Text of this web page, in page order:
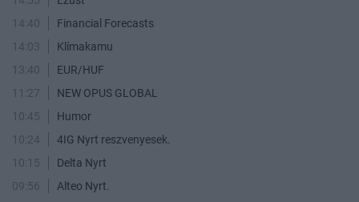
14:40
Financial Forecasts
14:03
Klímakamu
13:40
EUR/HUF
11:27
NEW OPUS GLOBAL
10:45
Humor
10:24
4IG Nyrt reszvenyesek.
10:15
Delta Nyrt
09:56
Alteo Nyrt.